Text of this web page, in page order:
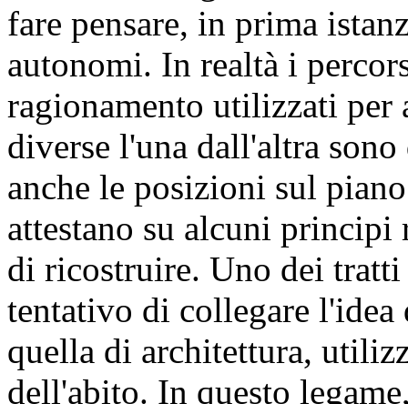
fare pensare, in prima
autonomi. In realtà i
ragionamento utilizzati
diverse l'una dall'altra
anche le posizioni sul
attestano su alcuni principi
di ricostruire. Uno dei tratti
tentativo di collegare
quella di architettura,
dell'abito. In questo